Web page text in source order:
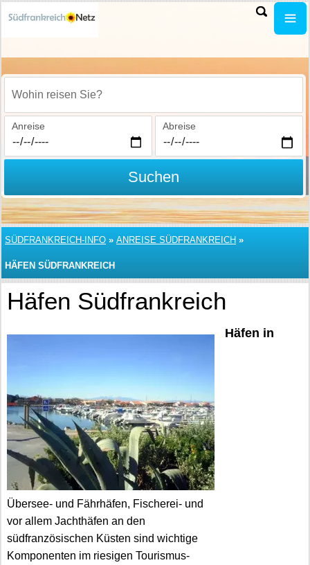
Wohin reisen Sie?
Anreise Abreise
Suchen
SÜDFRANKREICH-INFO » ANREISE SÜDFRANKREICH »
HÄFEN SÜDFRANKREICH
Häfen Südfrankreich
Übersee- und Fährhäfen, Fischerei- und
vor allem Jachthäfen an den
südfranzösischen Küsten sind wichtige
Komponenten im riesigen Tourismus-
Häfen in